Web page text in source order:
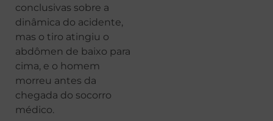
conclusivas sobre a
dinâmica do acidente,
mas o tiro atingiu o
abdômen de baixo para
cima, e o homem
morreu antes da
chegada do socorro
médico.